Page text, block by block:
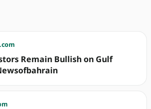
Remain Bullish on Gulf